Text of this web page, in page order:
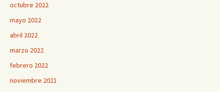
octubre 2022
mayo 2022
abril 2022
marzo 2022
febrero 2022
noviembre 2021